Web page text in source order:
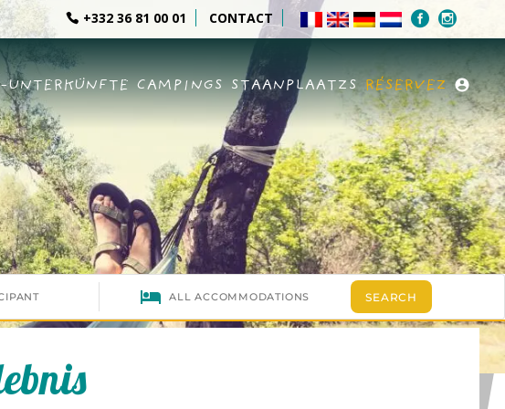
+332 36 81 00 01 CONTACT
CAMPINGS STAANPLAATZS RÉSERVEZ